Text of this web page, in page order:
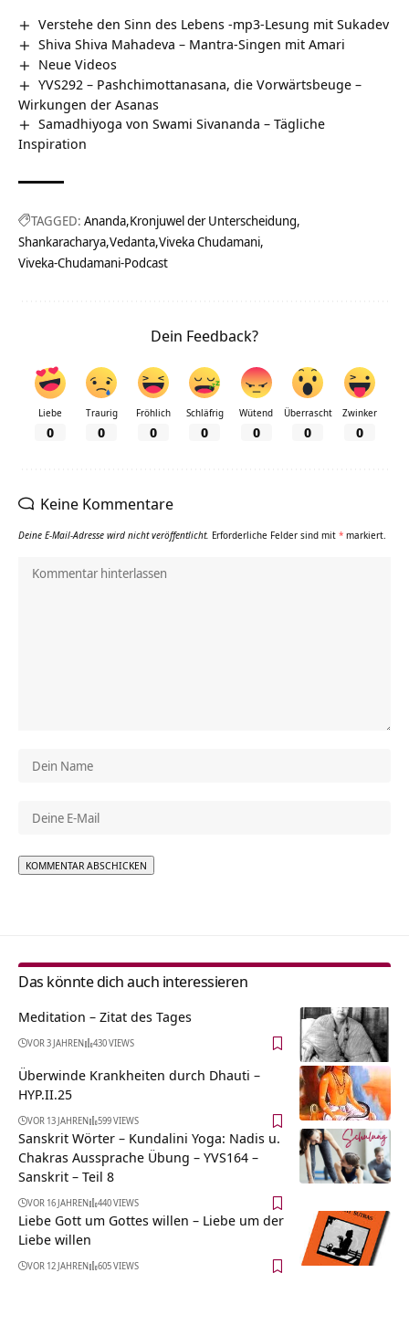
Verstehe den Sinn des Lebens -mp3-Lesung mit Sukadev
Shiva Shiva Mahadeva – Mantra-Singen mit Amari
Neue Videos
YVS292 – Pashchimottanasana, die Vorwärtsbeuge –
Wirkungen der Asanas
Samadhiyoga von Swami Sivananda – Tägliche
Inspiration
TAGGED: Ananda Kronjuwel der Unterscheidung
Shankaracharya Vedanta Viveka Chudamani
Viveka-Chudamani-Podcast
Dein Feedback?
Liebe
0
Traurig
0
Fröhlich
0
Schläfrig
0
Wütend
0
Überrascht
0
Zwinker
0
Keine Kommentare
Deine E-Mail-Adresse wird nicht veröffentlicht. Erforderliche Felder sind mit * markiert.
Das könnte dich auch interessieren
Meditation – Zitat des Tages
VOR 3 JAHREN 430 VIEWS
Überwinde Krankheiten durch Dhauti –
HYP.II.25
VOR 13 JAHREN 599 VIEWS
Sanskrit Wörter – Kundalini Yoga: Nadis u.
Chakras Aussprache Übung – YVS164 –
Sanskrit – Teil 8
VOR 16 JAHREN 440 VIEWS
Liebe Gott um Gottes willen – Liebe um der
Liebe willen
VOR 12 JAHREN 605 VIEWS